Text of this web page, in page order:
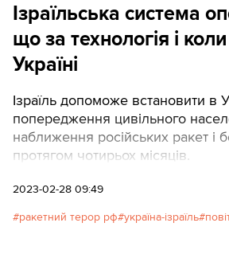
Ізраїльська система
що за технологія і
Україні
Ізраїль допоможе встановити в
попередження цивільного
наближення російських ракет і
протягом чотирьох місяців.
2023-02-28 09:49
ракетний терор рф україна-ізраїль